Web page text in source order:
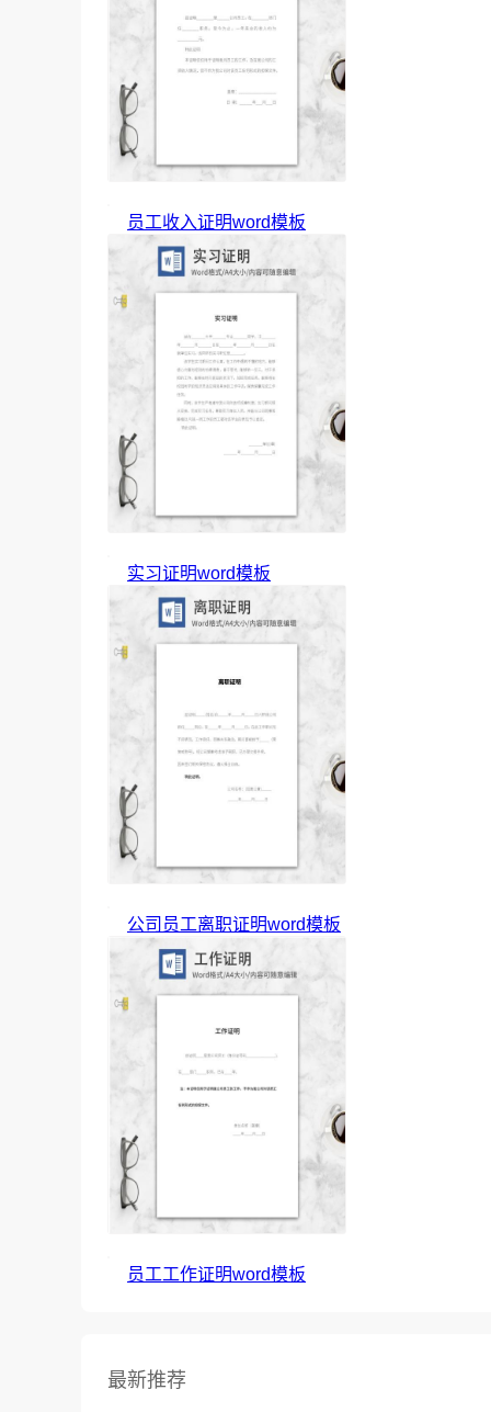
员工收入证明word模板
实习证明word模板
公司员工离职证明word模板
员工工作证明word模板
最新推荐